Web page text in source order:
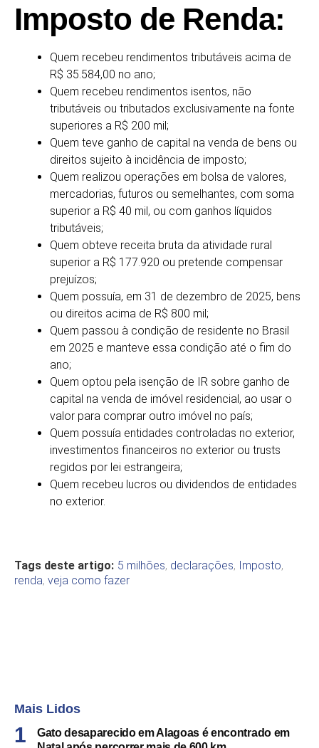
Imposto de Renda:
Quem recebeu rendimentos tributáveis acima de
R$ 35.584,00 no ano;
Quem recebeu rendimentos isentos, não
tributáveis ou tributados exclusivamente na fonte
superiores a R$ 200 mil;
Quem teve ganho de capital na venda de bens ou
direitos sujeito à incidência de imposto;
Quem realizou operações em bolsa de valores,
mercadorias, futuros ou semelhantes, com soma
superior a R$ 40 mil, ou com ganhos líquidos
tributáveis;
Quem obteve receita bruta da atividade rural
superior a R$ 177.920 ou pretende compensar
prejuízos;
Quem possuía, em 31 de dezembro de 2025, bens
ou direitos acima de R$ 800 mil;
Quem passou à condição de residente no Brasil
em 2025 e manteve essa condição até o fim do
ano;
Quem optou pela isenção de IR sobre ganho de
capital na venda de imóvel residencial, ao usar o
valor para comprar outro imóvel no país;
Quem possuía entidades controladas no exterior,
investimentos financeiros no exterior ou trusts
regidos por lei estrangeira;
Quem recebeu lucros ou dividendos de entidades
no exterior.
Tags deste artigo: 5 milhões, declarações, Imposto,
renda, veja como fazer
Mais Lidos
Gato desaparecido em Alagoas é encontrado em